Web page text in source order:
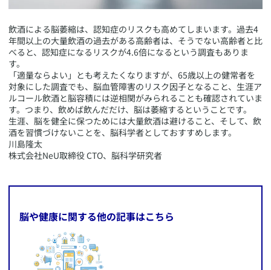
​飲酒による脳萎縮は、認知症のリスクも高めてしまいます。過去4
年間以上の大量飲酒の過去がある高齢者は、そうでない高齢者と比
べると、認知症になるリスクが4.6倍になるという調査もありま
す。
「適量ならよい」とも考えたくなりますが、65歳以上の健常者を
対象にした調査でも、脳血管障害のリスク因子となること、生涯ア
ルコール飲酒と脳容積には逆相関がみられることも確認されていま
す。つまり、飲めば飲んだだけ、脳は萎縮するということです。
生涯、脳を健全に保つためには大量飲酒は避けること、そして、飲
酒を習慣づけないことを、脳科学者としておすすめします。
​川島隆太
株式会社NeU取締役 CTO、脳科学研究者
脳や健康に関する他の記事はこちら